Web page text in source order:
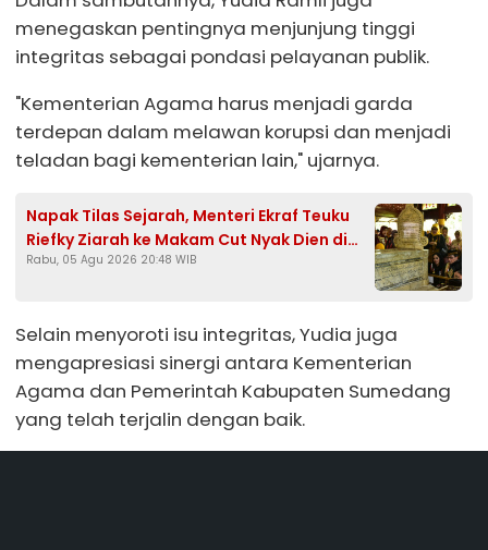
menegaskan pentingnya menjunjung tinggi
integritas sebagai pondasi pelayanan publik.
"Kementerian Agama harus menjadi garda
terdepan dalam melawan korupsi dan menjadi
teladan bagi kementerian lain," ujarnya.
Napak Tilas Sejarah, Menteri Ekraf Teuku
Riefky Ziarah ke Makam Cut Nyak Dien di
Sumedang
Rabu, 05 Agu 2026 20:48 WIB
Selain menyoroti isu integritas, Yudia juga
mengapresiasi sinergi antara Kementerian
Agama dan Pemerintah Kabupaten Sumedang
yang telah terjalin dengan baik.